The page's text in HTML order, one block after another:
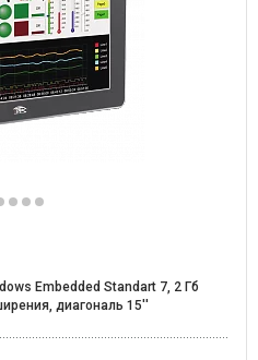
Embedded Standart 7, 2 Гб
диагональ 15''